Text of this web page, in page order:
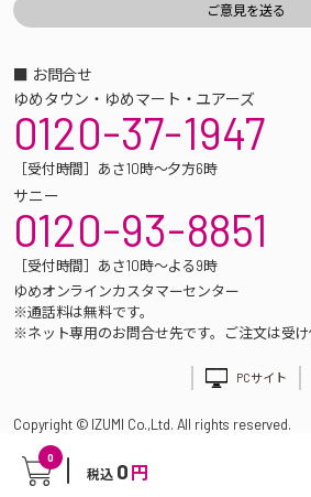
0
税込 0 円
■ お問合せ
ゆめタウン・ゆめマート・ユアーズ
0120-37-1947
［受付時間］あさ10時～夕方6時
サニー
0120-93-8851
［受付時間］あさ10時～よる9時
ゆめオンラインカスタマーセンター
※通話料は無料です。
※ネット専用のお問合せ先です。ご注文は受け
PCサイト
Copyright © IZUMI Co.,Ltd. All rights reserved.